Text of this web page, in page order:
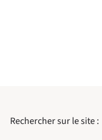
Rechercher sur le site :